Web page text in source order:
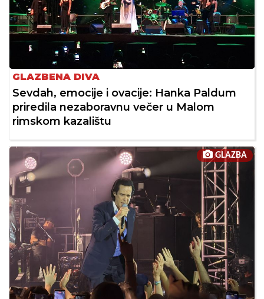
GLAZBENA DIVA
Sevdah, emocije i ovacije: Hanka Paldum
priredila nezaboravnu večer u Malom
rimskom kazalištu
GLAZBA